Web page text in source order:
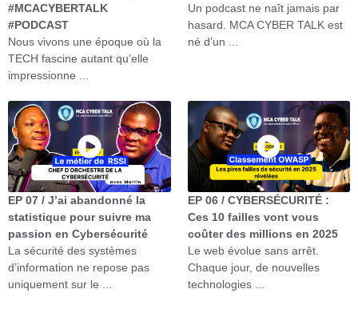
#MCACYBERTALK
#PODCAST
Nous vivons une époque où la
TECH fascine autant qu’elle
impressionne ...
Un podcast ne naît jamais par
hasard. MCA CYBER TALK est
né d’un ...
EP 07 / J’ai abandonné la
statistique pour suivre ma
passion en Cybersécurité
La sécurité des systèmes
d’information ne repose pas
uniquement sur le ...
EP 06 / CYBERSÉCURITÉ :
Ces 10 failles vont vous
coûter des millions en 2025
Le web évolue sans arrêt.
Chaque jour, de nouvelles
technologies ...